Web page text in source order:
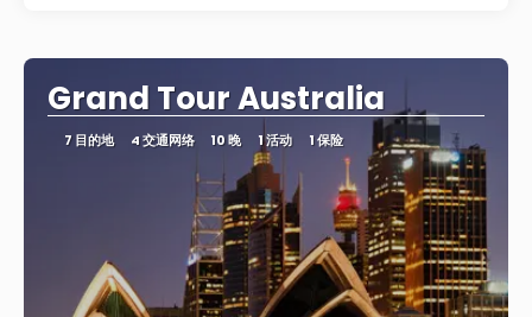
Grand Tour Australia
7 目的地 4 交通网络 10 晚 1 活动 1 保险